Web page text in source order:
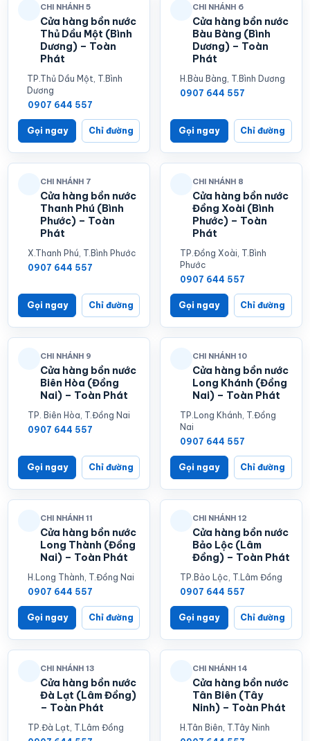
CHI NHÁNH 5
Cửa hàng bồn nước
Thủ Dầu Một (Bình
Dương) – Toàn
Phát
TP.Thủ Dầu Một, T.Bình
Dương
0907 644 557
Gọi ngay Chỉ đường
CHI NHÁNH 6
Cửa hàng bồn nước
Bàu Bàng (Bình
Dương) – Toàn
Phát
H.Bàu Bàng, T.Bình Dương
0907 644 557
Gọi ngay Chỉ đường
CHI NHÁNH 7
Cửa hàng bồn nước
Thanh Phú (Bình
Phước) – Toàn
Phát
X.Thanh Phú, T.Bình Phước
0907 644 557
Gọi ngay Chỉ đường
CHI NHÁNH 8
Cửa hàng bồn nước
Đồng Xoài (Bình
Phước) – Toàn
Phát
TP.Đồng Xoài, T.Bình
Phước
0907 644 557
Gọi ngay Chỉ đường
CHI NHÁNH 9
Cửa hàng bồn nước
Biên Hòa (Đồng
Nai) – Toàn Phát
TP. Biên Hòa, T.Đồng Nai
0907 644 557
Gọi ngay Chỉ đường
CHI NHÁNH 10
Cửa hàng bồn nước
Long Khánh (Đồng
Nai) – Toàn Phát
TP.Long Khánh, T.Đồng
Nai
0907 644 557
Gọi ngay Chỉ đường
CHI NHÁNH 11
Cửa hàng bồn nước
Long Thành (Đồng
Nai) – Toàn Phát
H.Long Thành, T.Đồng Nai
0907 644 557
Gọi ngay Chỉ đường
CHI NHÁNH 12
Cửa hàng bồn nước
Bảo Lộc (Lâm
Đồng) – Toàn Phát
TP.Bảo Lộc, T.Lâm Đồng
0907 644 557
Gọi ngay Chỉ đường
CHI NHÁNH 13
Cửa hàng bồn nước
Đà Lạt (Lâm Đồng)
– Toàn Phát
TP.Đà Lạt, T.Lâm Đồng
CHI NHÁNH 14
Cửa hàng bồn nước
Tân Biên (Tây
Ninh) – Toàn Phát
H.Tân Biên, T.Tây Ninh